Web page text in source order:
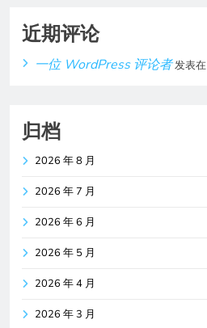
近期评论
一位 WordPress 评论者发表在
归档
2026 年 8 月
2026 年 7 月
2026 年 6 月
2026 年 5 月
2026 年 4 月
2026 年 3 月